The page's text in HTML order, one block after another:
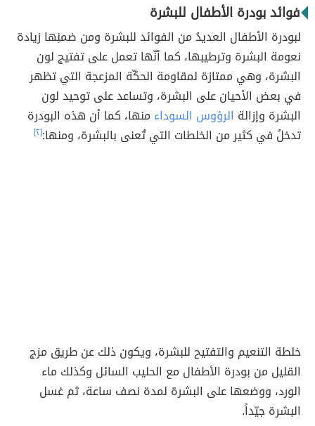
فوائد بودرة الأطفال للبشرة
لبودرة الأطفال العديدُ من الفوائد للبشرة ومن ضمنِها زيادة
نعومة البشرة وترطيبها، كما أنّها تعمل على تفتيج لون
البشرة، وهي ممتازة لمقاومة الحكّة المزعجة التي تظهر
في بعض الأحيان على البشرة، وتساعد على توحيد لون
البشرة وإزالة الرؤوس السوداء منها، كما أن هذه البودرة
تدخلُ في كثير من الخلطات التي تُعنى بالبشرة، ومنها:[٢]
خلطة التنعيم والتفتيح للبشرة، ويكون ذلك عن طريق مزج
القليل من بودرة الأطفال مع الحليب السائل وكذلك ماء
الورد، ووضعها على البشرة لمدة نصف ساعة، ثم غسل
البشرة جيّداً.